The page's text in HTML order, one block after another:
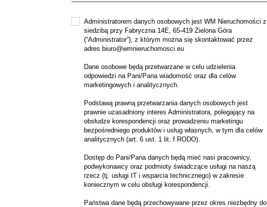
Administratorem danych osobowych jest WM Nieruchomości z
siedzibą przy Fabryczna 14E, 65-419 Zielona Góra
(“Administrator”), z którym można się skontaktować przez
adres biuro@wmnieruchomosci.eu
Dane osobowe będą przetwarzane w celu udzielenia
odpowiedzi na Pani/Pana wiadomość oraz dla celów
marketingowych i analitycznych.
Podstawą prawną przetwarzania danych osobowych jest
prawnie uzasadniony interes Administratora, polegający na
obsłudze korespondencji oraz prowadzeniu marketingu
bezpośredniego produktów i usług własnych, w tym dla celów
analitycznych (art. 6 ust. 1 lit. f RODO).
Dostęp do Pani/Pana danych będą mieć nasi pracownicy,
podwykonawcy oraz podmioty świadczące usługi na naszą
rzecz (tj. usługi IT i wsparcia technicznego) w zakresie
koniecznym w celu obsługi korespondencji.
Państwa dane będą przechowywane przez okres niezbędny do